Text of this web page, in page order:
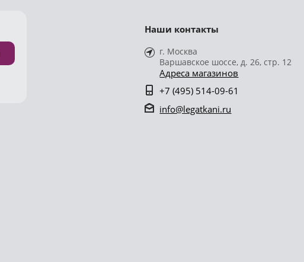
Наши контакты
г. Москва
Варшавское шоссе, д. 26, стр. 12
Адреса магазинов
+7 (495) 514-09-61
info@legatkani.ru